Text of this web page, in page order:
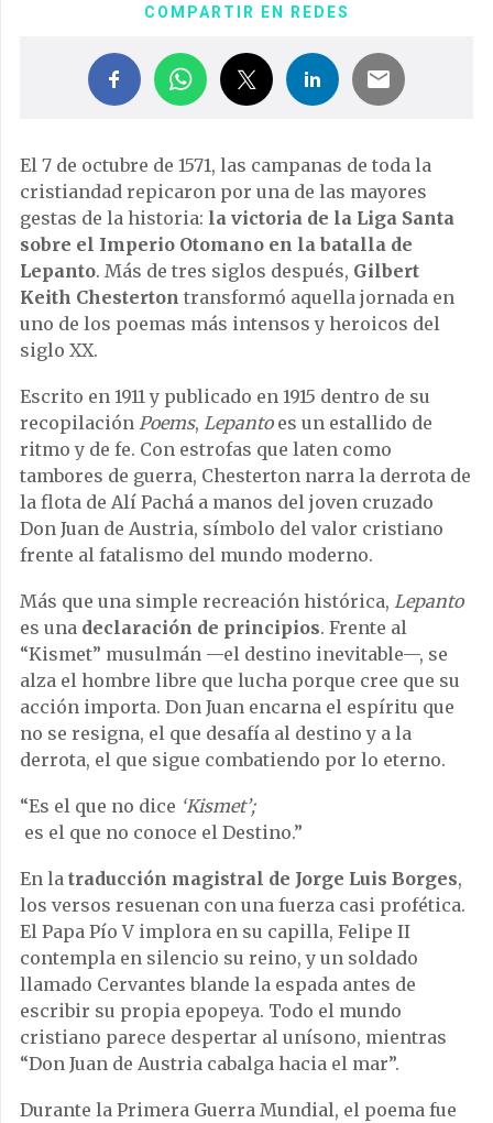
COMPARTIR EN REDES
El 7 de octubre de 1571, las campanas de toda la
cristiandad repicaron por una de las mayores
gestas de la historia: la victoria de la Liga Santa
sobre el Imperio Otomano en la batalla de
Lepanto. Más de tres siglos después, Gilbert
Keith Chesterton transformó aquella jornada en
uno de los poemas más intensos y heroicos del
siglo XX.
Escrito en 1911 y publicado en 1915 dentro de su
recopilación Poems, Lepantoes un estallido de
ritmo y de fe. Con estrofas que laten como
tambores de guerra, Chesterton narra la derrota de
la flota de Alí Pachá a manos del joven cruzado
Don Juan de Austria, símbolo del valor cristiano
frente al fatalismo del mundo moderno.
Más que una simple recreación histórica, Lepanto
es una declaración de principios. Frente al
“Kismet” musulmán —el destino inevitable—, se
alza el hombre libre que lucha porque cree que su
acción importa. Don Juan encarna el espíritu que
no se resigna, el que desafía al destino y a la
derrota, el que sigue combatiendo por lo eterno.
“Es el que no dice ‘Kismet’;
es el que no conoce el Destino.”
En la traducción magistral de Jorge Luis Borges,
los versos resuenan con una fuerza casi profética.
El Papa Pío V implora en su capilla, Felipe II
contempla en silencio su reino, y un soldado
llamado Cervantes blande la espada antes de
escribir su propia epopeya. Todo el mundo
cristiano parece despertar al unísono, mientras
“Don Juan de Austria cabalga hacia el mar”.
Durante la Primera Guerra Mundial, el poema fue